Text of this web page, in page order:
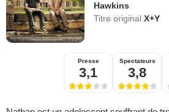
Hawkins
Titre originalX+Y
Presse
3,1
Spectateurs
3,8